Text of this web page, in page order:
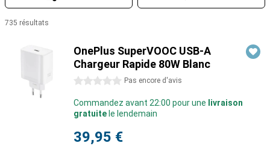
735 résultats
OnePlus SuperVOOC USB-A
Chargeur Rapide 80W Blanc
0 étoiles Pas encore d'avis
Commandez avant 22:00 pour une livraison
gratuite le lendemain
39,95 €